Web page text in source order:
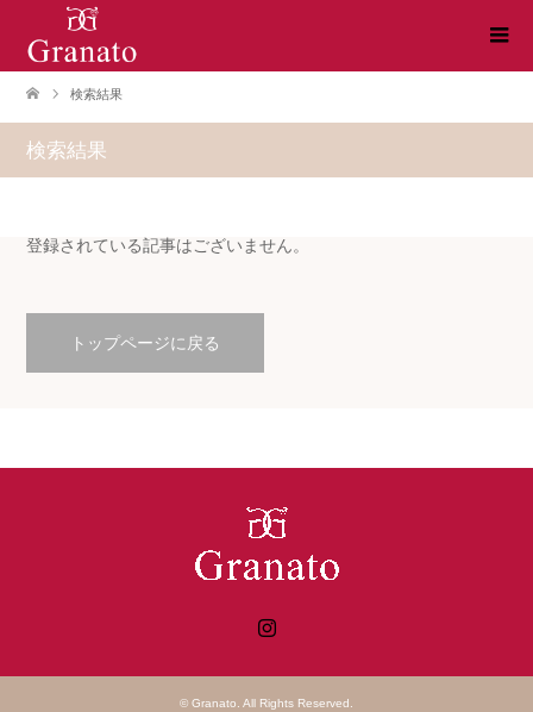
検索結果
検索結果
登録されている記事はございません。
トップページに戻る
© Granato . All Rights Reserved.